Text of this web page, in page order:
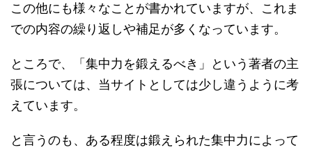
この他にも様々なことが書かれていますが、これま
での内容の繰り返しや補足が多くなっています。
ところで、「集中力を鍛えるべき」という著者の主
張については、当サイトとしては少し違うように考
えています。
と言うのも、ある程度は鍛えられた集中力によって